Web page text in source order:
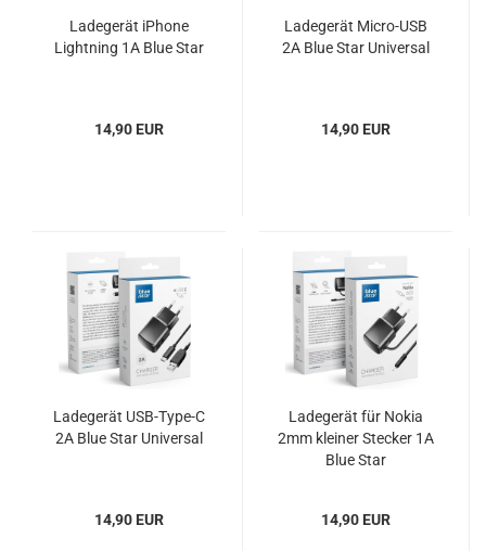
Ladegerät iPhone
Lightning 1A Blue Star
14,90 EUR
Ladegerät Micro-USB
2A Blue Star Universal
14,90 EUR
Ladegerät USB-Type-C
2A Blue Star Universal
14,90 EUR
Ladegerät für Nokia
2mm kleiner Stecker 1A
Blue Star
14,90 EUR